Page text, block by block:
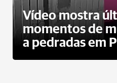
Vídeo mostra
momentos de
a pedradas em